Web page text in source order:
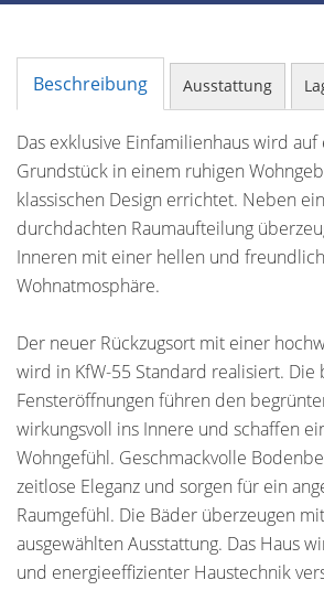
Beschreibung Ausstattung
Das exklusive Einfamilienhaus wird
Grundstück in einem ruhigen
klassischen Design errichtet. Neben
durchdachten Raumaufteilung
Inneren mit einer hellen und
Wohnatmosphäre.
Der neuer Rückzugsort mit einer
wird in KfW-55 Standard realisiert. Die
Fensteröffnungen führen den
wirkungsvoll ins Innere und schaffen
Wohngefühl. Geschmackvolle
zeitlose Eleganz und sorgen für ein
Raumgefühl. Die Bäder überzeugen
ausgewählten Ausstattung. Das Haus
und energieeffizienter Haustechnik